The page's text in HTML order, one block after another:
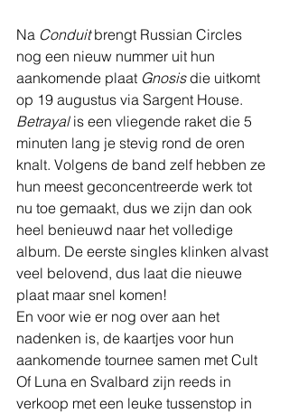
Na Conduit brengt Russian Circles
nog een nieuw nummer uit hun
aankomende plaat Gnosis die uitkomt
op 19 augustus via Sargent House.
Betrayal is een vliegende raket die 5
minuten lang je stevig rond de oren
knalt. Volgens de band zelf hebben ze
hun meest geconcentreerde werk tot
nu toe gemaakt, dus we zijn dan ook
heel benieuwd naar het volledige
album. De eerste singles klinken alvast
veel belovend, dus laat die nieuwe
plaat maar snel komen!
En voor wie er nog over aan het
nadenken is, de kaartjes voor hun
aankomende tournee samen met Cult
Of Luna en Svalbard zijn reeds in
verkoop met een leuke tussenstop in